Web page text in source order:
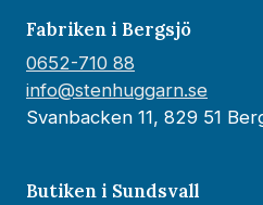
Fabriken i Bergsjö
0652-710 88
info@stenhuggarn.se
Svanbacken 11, 829 51
Butiken i Sundsvall